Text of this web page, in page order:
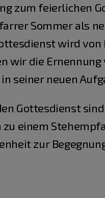
zum feierlichen
Sommer als
wird von
wir die
seiner neuen
Gottesdienst
einem
zur